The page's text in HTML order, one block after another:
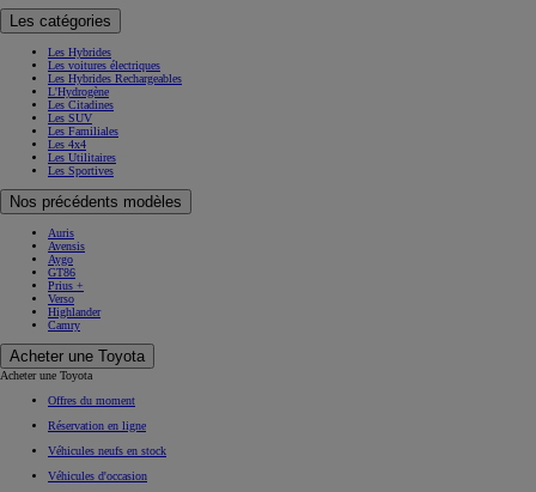
Les catégories
Les Hybrides
Les voitures électriques
Les Hybrides Rechargeables
L'Hydrogène
Les Citadines
Les SUV
Les Familiales
Les 4x4
Les Utilitaires
Les Sportives
Nos précédents modèles
Auris
Avensis
Aygo
GT86
Prius +
Verso
Highlander
Camry
Acheter une Toyota
Acheter une Toyota
Offres du moment
Réservation en ligne
Véhicules neufs en stock
Véhicules d'occasion